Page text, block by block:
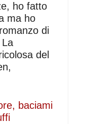
ho fatto
ma ho
di
del
baciami